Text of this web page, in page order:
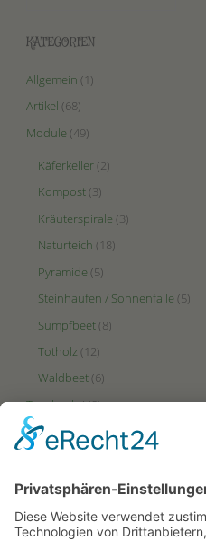
KATEGORIEN
Allgemein (1)
Artikel (68)
Module (49)
Käferkeller(2)
Kompost(3)
Kräuterspirale (3)
Naturteich (18)
Pyramide (5)
Steinhaufen / Sonnenfalle (5)
Sumpfbeet(8)
Totholz (12)
Waldbeet(6)
Tagebuch(48)
Videos(2)
Ertrags-Zone(23)
HotSpot-Zone(27)